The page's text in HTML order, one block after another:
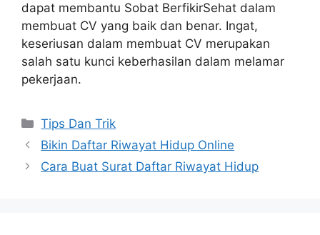
dapat membantu Sobat BerfikirSehat dalam
membuat CV yang baik dan benar. Ingat,
keseriusan dalam membuat CV merupakan
salah satu kunci keberhasilan dalam melamar
pekerjaan.
Categories
Tips Dan Trik
Bikin Daftar Riwayat Hidup Online
Cara Buat Surat Daftar Riwayat Hidup